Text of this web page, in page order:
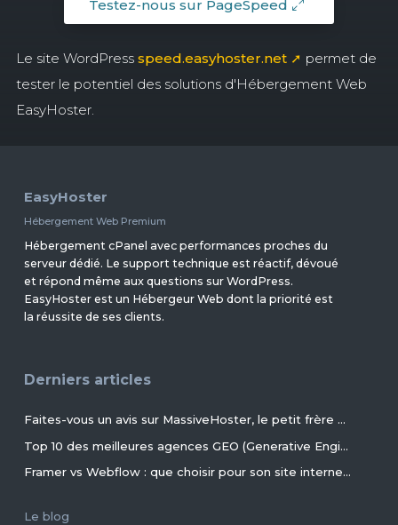
Testez-nous sur PageSpeed
Le site WordPress speed.easyhoster.net ➚ permet de
tester le potentiel des solutions d'Hébergement Web
EasyHoster.
EasyHoster
Hébergement Web Premium
Hébergement cPanel avec performances proches du
serveur dédié. Le support technique est réactif, dévoué
et répond même aux questions sur WordPress.
EasyHoster est un Hébergeur Web dont la priorité est
la réussite de ses clients.
Derniers articles
Faites-vous un avis sur MassiveHoster, le petit frère d’EasyHoster incontournable pour les petits budgets !
Top 10 des meilleures agences GEO (Generative Engine Optimization) de France en 2026
Framer vs Webflow : que choisir pour son site internet ?
Le blog